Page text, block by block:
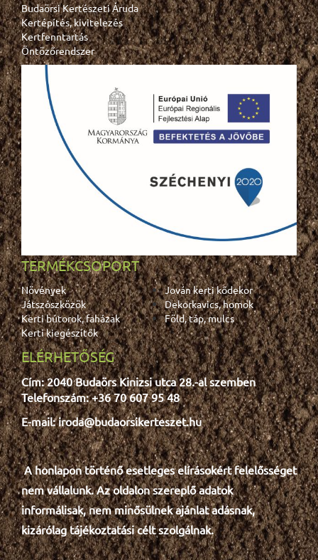
Budaörsi Kertészeti Áruda
Kertépítés, kivitelezés
Kertfenntartás
Öntözőrendszer
TERMÉKCSOPORT
Növények
Jován kerti kődekor
Játszószközök
Dekorkavics, homok
Kerti bútorok, faházak
Föld, táp, mulcs
Kerti kiegészítők
ELÉRHETŐSÉG
Cím: 2040 Budaörs Kinizsi utca 28.-al szemben
Telefonszám: +36 70 607 95 48
E-mail: iroda@budaorsikerteszet.hu
A honlapon történő esetleges elírásokért felelősséget
nem vállalunk. Az oldalon szereplő adatok
informálisak, nem minősülnek ajánlat adásnak,
kizárólag tájékoztatási célt szolgálnak.